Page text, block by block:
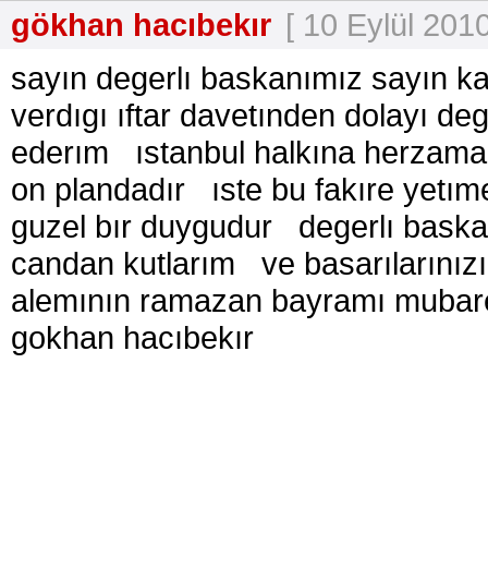
gökhan hacıbekır [ 10 Eylül
sayın degerlı baskanımız sayın
verdıgı ıftar davetınden dolayı
ederım ıstanbul halkına
on plandadır ıste bu fakıre
guzel bır duygudur degerlı
candan kutlarım ve
alemının ramazan bayramı
gokhan hacıbekır